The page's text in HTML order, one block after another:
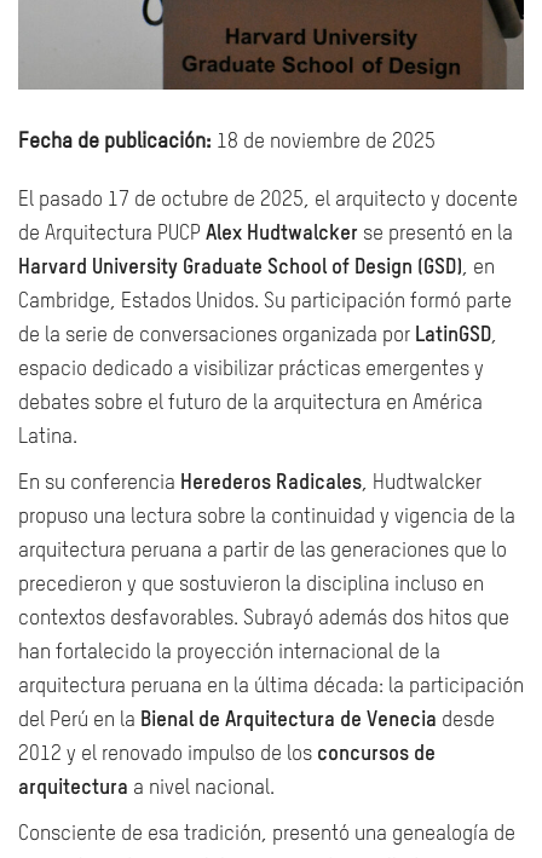
Fecha de publicación: 18 de noviembre de 2025
El pasado 17 de octubre de 2025, el arquitecto y docente
de Arquitectura PUCP Alex Hudtwalcker se presentó en la
Harvard University Graduate School of Design (GSD), en
Cambridge, Estados Unidos. Su participación formó parte
de la serie de conversaciones organizada por LatinGSD,
espacio dedicado a visibilizar prácticas emergentes y
debates sobre el futuro de la arquitectura en América
Latina.
En su conferencia Herederos Radicales, Hudtwalcker
propuso una lectura sobre la continuidad y vigencia de la
arquitectura peruana a partir de las generaciones que lo
precedieron y que sostuvieron la disciplina incluso en
contextos desfavorables. Subrayó además dos hitos que
han fortalecido la proyección internacional de la
arquitectura peruana en la última década: la participación
del Perú en la Bienal de Arquitectura de Venecia desde
2012 y el renovado impulso de los concursos de
arquitectura a nivel nacional.
Consciente de esa tradición, presentó una genealogía de